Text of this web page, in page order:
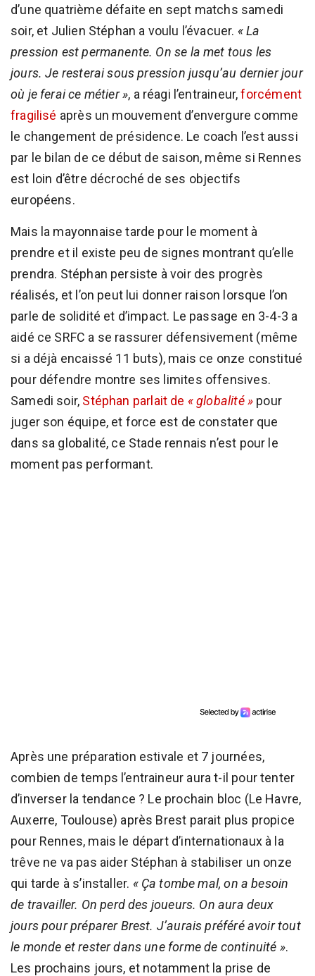
d’une quatrième défaite en sept matchs samedi
soir, et Julien Stéphan a voulu l’évacuer. « La
pression est permanente. On se la met tous les
jours. Je resterai sous pression jusqu’au dernier jour
où je ferai ce métier », a réagi l’entraineur,forcément
fragilisé après un mouvement d’envergure comme
le changement de présidence. Le coach l’est aussi
par le bilan de ce début de saison, même si Rennes
est loin d’être décroché de ses objectifs
européens.
Mais la mayonnaise tarde pour le moment à
prendre et il existe peu de signes montrant qu’elle
prendra. Stéphan persiste à voir des progrès
réalisés, et l’on peut lui donner raison lorsque l’on
parle de solidité et d’impact. Le passage en 3-4-3 a
aidé ce SRFC a se rassurer défensivement (même
si a déjà encaissé 11 buts), mais ce onze constitué
pour défendre montre ses limites offensives.
Samedi soir, Stéphan parlait de « globalité » pour
juger son équipe, et force est de constater que
dans sa globalité, ce Stade rennais n’est pour le
moment pas performant.
Après une préparation estivale et 7 journées,
combien de temps l’entraineur aura t-il pour tenter
d’inverser la tendance ? Le prochain bloc (Le Havre,
Auxerre, Toulouse) après Brest parait plus propice
pour Rennes, mais le départ d’internationaux à la
trêve ne va pas aider Stéphan à stabiliser un onze
qui tarde à s’installer. « Ça tombe mal, on a besoin
de travailler. On perd des joueurs. On aura deux
jours pour préparer Brest. J’aurais préféré avoir tout
le monde et rester dans une forme de continuité ».
Les prochains jours, et notamment la prise de